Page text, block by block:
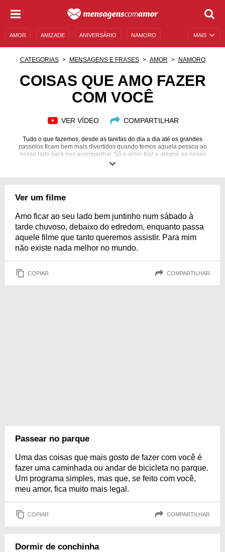
MAIS
AMOR AMIZADE ANIVERSÁRIO NAMORO
MENSAGENS DE ANIVERSÁRIO
CATEGORIAS MENSAGENS E FRASES AMOR NAMORO
COISAS QUE AMO FAZER
COM VOCÊ
VER VÍDEO COMPARTILHAR
Tudo o que fazemos, desde as tarefas do dia a dia até os grandes
passeios ficam bem mais divertidos quando temos aquela pessoa ao
nosso lado para nos acompanhar. Só o amor traz a alegria ao nosso
cotidiano. Então não perca tempo, abra o coração e permita-se amar todo
Ver um filme
Amo ficar ao seu lado bem juntinho num sábado à
tarde chuvoso, debaixo do edredom, enquanto passa
aquele filme que tanto queremos assistir. Para mim
não existe nada melhor no mundo.
COPIAR COMPARTILHAR
Passear no parque
Uma das coisas que mais gosto de fazer com você é
fazer uma caminhada ou andar de bicicleta no parque.
Um programa simples, mas que, se feito com você,
meu amor, fica muito mais legal.
COPIAR COMPARTILHAR
Dormir de conchinha